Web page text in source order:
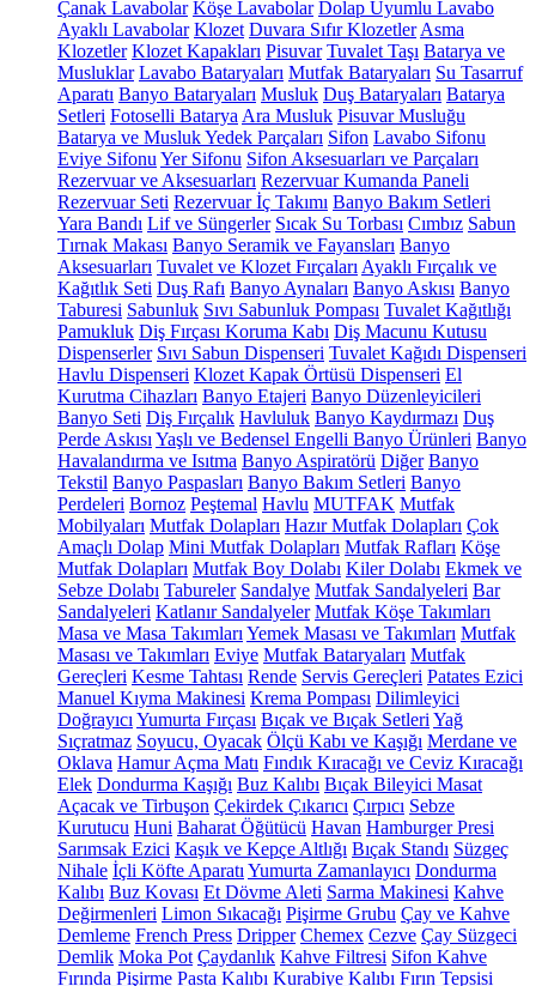
Çanak Lavabolar Köşe Lavabolar Dolap Uyumlu Lavabo
Ayaklı Lavabolar Klozet Duvara Sıfır Klozetler Asma
Klozetler Klozet Kapakları Pisuvar Tuvalet Taşı Batarya ve
Musluklar Lavabo Bataryaları Mutfak Bataryaları Su Tasarruf
Aparatı Banyo Bataryaları Musluk Duş Bataryaları Batarya
Setleri Fotoselli Batarya Ara Musluk Pisuvar Musluğu
Batarya ve Musluk Yedek Parçaları Sifon Lavabo Sifonu
Eviye Sifonu Yer Sifonu Sifon Aksesuarları ve Parçaları
Rezervuar ve Aksesuarları Rezervuar Kumanda Paneli
Rezervuar Seti Rezervuar İç Takımı Banyo Bakım Setleri
Yara Bandı Lif ve Süngerler Sıcak Su Torbası Cımbız Sabun
Tırnak Makası Banyo Seramik ve Fayansları Banyo
Aksesuarları Tuvalet ve Klozet Fırçaları Ayaklı Fırçalık ve
Kağıtlık Seti Duş Rafı Banyo Aynaları Banyo Askısı Banyo
Taburesi Sabunluk Sıvı Sabunluk Pompası Tuvalet Kağıtlığı
Pamukluk Diş Fırçası Koruma Kabı Diş Macunu Kutusu
Dispenserler Sıvı Sabun Dispenseri Tuvalet Kağıdı Dispenseri
Havlu Dispenseri Klozet Kapak Örtüsü Dispenseri El
Kurutma Cihazları Banyo Etajeri Banyo Düzenleyicileri
Banyo Seti Diş Fırçalık Havluluk Banyo Kaydırmazı Duş
Perde Askısı Yaşlı ve Bedensel Engelli Banyo Ürünleri Banyo
Havalandırma ve Isıtma Banyo Aspiratörü Diğer Banyo
Tekstil Banyo Paspasları Banyo Bakım Setleri Banyo
Perdeleri Bornoz Peştemal Havlu MUTFAK Mutfak
Mobilyaları Mutfak Dolapları Hazır Mutfak Dolapları Çok
Amaçlı Dolap Mini Mutfak Dolapları Mutfak Rafları Köşe
Mutfak Dolapları Mutfak Boy Dolabı Kiler Dolabı Ekmek ve
Sebze Dolabı Tabureler Sandalye Mutfak Sandalyeleri Bar
Sandalyeleri Katlanır Sandalyeler Mutfak Köşe Takımları
Masa ve Masa Takımları Yemek Masası ve Takımları Mutfak
Masası ve Takımları Eviye Mutfak Bataryaları Mutfak
Gereçleri Kesme Tahtası Rende Servis Gereçleri Patates Ezici
Manuel Kıyma Makinesi Krema Pompası Dilimleyici
Doğrayıcı Yumurta Fırçası Bıçak ve Bıçak Setleri Yağ
Sıçratmaz Soyucu, Oyacak Ölçü Kabı ve Kaşığı Merdane ve
Oklava Hamur Açma Matı Fındık Kıracağı ve Ceviz Kıracağı
Elek Dondurma Kaşığı Buz Kalıbı Bıçak Bileyici Masat
Açacak ve Tirbuşon Çekirdek Çıkarıcı Çırpıcı Sebze
Kurutucu Huni Baharat Öğütücü Havan Hamburger Presi
Sarımsak Ezici Kaşık ve Kepçe Altlığı Bıçak Standı Süzgeç
Nihale İçli Köfte Aparatı Yumurta Zamanlayıcı Dondurma
Kalıbı Buz Kovası Et Dövme Aleti Sarma Makinesi Kahve
Değirmenleri Limon Sıkacağı Pişirme Grubu Çay ve Kahve
Demleme French Press Dripper Chemex Cezve Çay Süzgeci
Demlik Moka Pot Çaydanlık Kahve Filtresi Sifon Kahve
Fırında Pişirme Pasta Kalıbı Kurabiye Kalıbı Fırın Tepsisi